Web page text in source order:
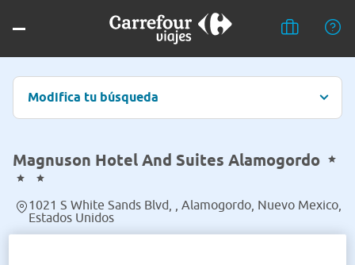
Modifica tu búsqueda
Magnuson Hotel And Suites Alamogordo
1021 S White Sands Blvd, , Alamogordo, Nuevo Mexico,
Estados Unidos